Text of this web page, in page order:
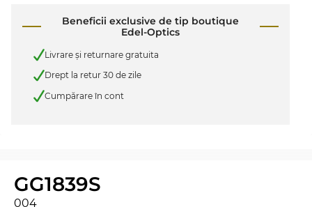
Beneficii exclusive de tip boutique
Edel-Optics
Livrare şi returnare gratuita
Drept la retur 30 de zile
Cumpărare în cont
GG1839S
004